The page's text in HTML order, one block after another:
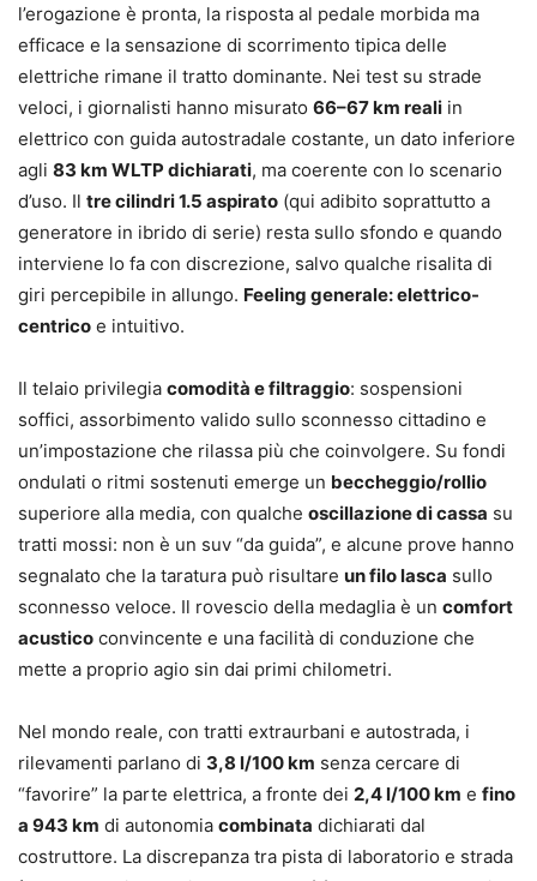
l’erogazione è pronta, la risposta al pedale morbida ma
efficace e la sensazione di scorrimento tipica delle
elettriche rimane il tratto dominante. Nei test su strade
veloci, i giornalisti hanno misurato 66–67 km reali in
elettrico con guida autostradale costante, un dato inferiore
agli 83 km WLTP dichiarati, ma coerente con lo scenario
d’uso. Il tre cilindri 1.5 aspirato (qui adibito soprattutto a
generatore in ibrido di serie) resta sullo sfondo e quando
interviene lo fa con discrezione, salvo qualche risalita di
giri percepibile in allungo. Feeling generale: elettrico-
centrico e intuitivo.
Il telaio privilegia comodità e filtraggio: sospensioni
soffici, assorbimento valido sullo sconnesso cittadino e
un’impostazione che rilassa più che coinvolgere. Su fondi
ondulati o ritmi sostenuti emerge un beccheggio/rollio
superiore alla media, con qualche oscillazione di cassa su
tratti mossi: non è un suv “da guida”, e alcune prove hanno
segnalato che la taratura può risultare un filo lasca sullo
sconnesso veloce. Il rovescio della medaglia è un comfort
acustico convincente e una facilità di conduzione che
mette a proprio agio sin dai primi chilometri.
Nel mondo reale, con tratti extraurbani e autostrada, i
rilevamenti parlano di 3,8 l/100 km senza cercare di
“favorire” la parte elettrica, a fronte dei 2,4 l/100 km e fino
a 943 km di autonomia combinata dichiarati dal
costruttore. La discrepanza tra pista di laboratorio e strada